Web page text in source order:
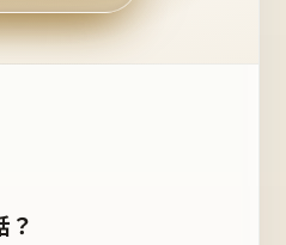
開團
嗎？
？